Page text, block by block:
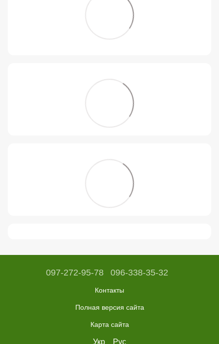
097-272-95-78 096-338-35-32
Контакты
Полная версия сайта
Карта сайта
Укр Рус